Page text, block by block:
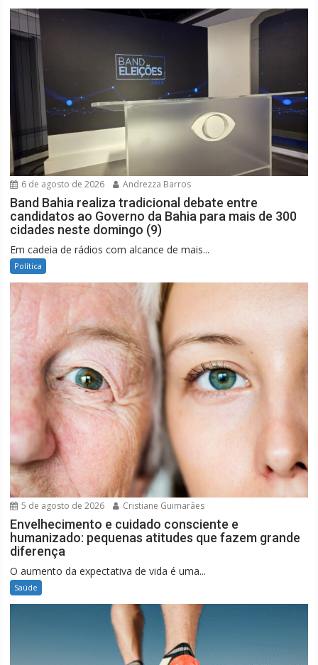
6 de agosto de 2026 Andrezza Barros
Band Bahia realiza tradicional debate entre
candidatos ao Governo da Bahia para mais de 300
cidades neste domingo (9)
Em cadeia de rádios com alcance de mais...
Política
5 de agosto de 2026 Cristiane Guimarães
Envelhecimento e cuidado consciente e
humanizado: pequenas atitudes que fazem grande
diferença
O aumento da expectativa de vida é uma...
Saúde